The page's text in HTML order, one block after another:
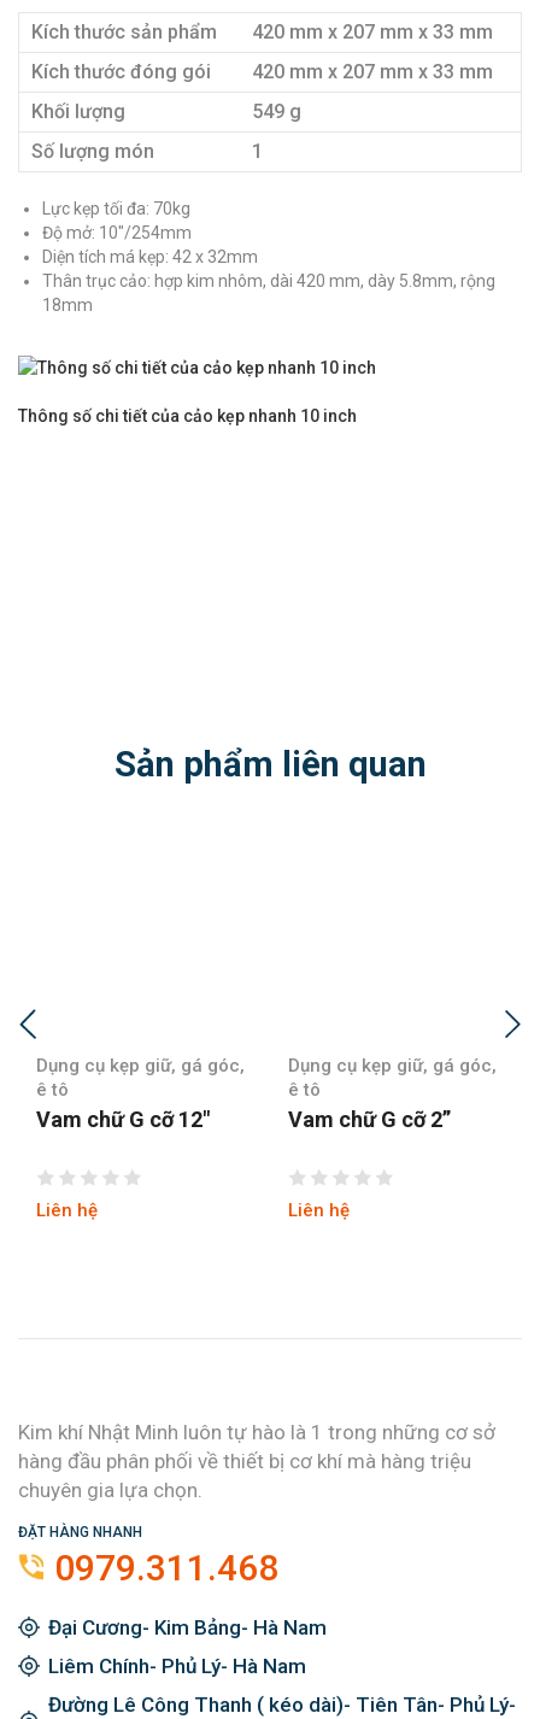
Kích thước sản phẩm
420 mm x 207 mm x 33 mm
Kích thước đóng gói
420 mm x 207 mm x 33 mm
Khối lượng
549 g
Số lượng món
1
Lực kẹp tối đa: 70kg
Độ mở: 10″/254mm
Diện tích má kẹp: 42 x 32mm
Thân trục cảo: hợp kim nhôm, dài 420 mm, dày 5.8mm, rộng
18mm
Thông số chi tiết của cảo kẹp nhanh 10 inch
Sản phẩm liên quan
Dụng cụ kẹp giữ, gá góc,
ê tô
Vam chữ G cỡ 2”
Liên hệ
Dụng cụ kẹp giữ, gá góc,
ê tô
Vam chữ G cỡ 3″
Liên hệ
Kim khí Nhật Minh luôn tự hào là 1 trong những cơ sở
hàng đầu phân phối về thiết bị cơ khí mà hàng triệu
chuyên gia lựa chọn.
ĐẶT HÀNG NHANH
0979.311.468
Đại Cương- Kim Bảng- Hà Nam
Liêm Chính- Phủ Lý- Hà Nam
Đường Lê Công Thanh ( kéo dài)- Tiên Tân- Phủ Lý-